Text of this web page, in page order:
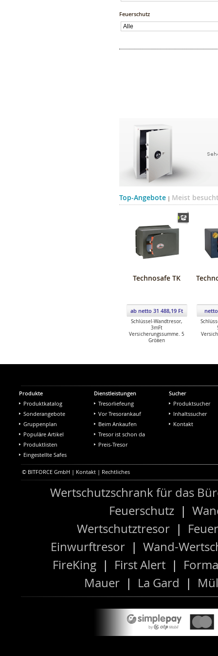
Feuerschutz
Top-Angebote | Meist
Technosafe TK
ab netto 31 488,19 Ft
Schlüssel-Wandtresor,
3mFt
Versicherungssumme. 5
Größen
netto
Produkte
Produktkatalog
Sonderangebote
Gruppenplan
Populäre Artikel
Produktlisten
Eingestellte Safes
Dienstleistungen
Tresorliefeung
Vor Tresorankauf
Beim Ankaufen
Tresor ist schon da
Preis-Tresor
Sucher
Produktsucher
Inhaltssucher
Kontakt
© BITFORCE GmbH | Kontakt | Rechtliches
Wertschutzschrank für das
Feuerschutz |
Wertschutztresor|
Einwurftresor| Wand-
FireKing | First Alert |
Mauer | La Gard |